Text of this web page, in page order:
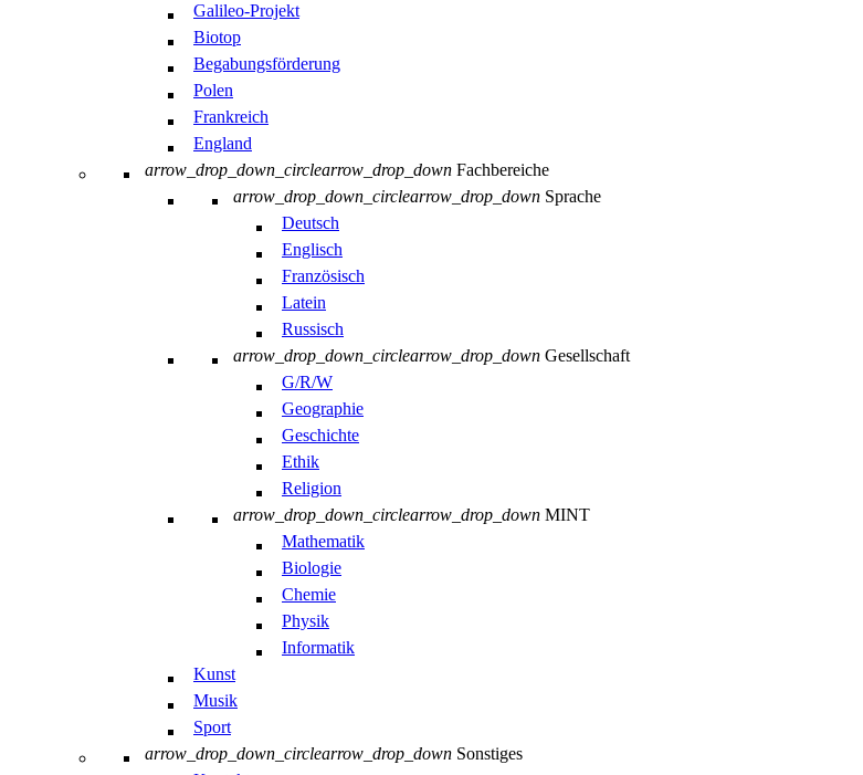
Galileo-Projekt
Biotop
Begabungsförderung
Polen
Frankreich
England
arrow_drop_down_circlearrow_drop_down Fachbereiche
arrow_drop_down_circlearrow_drop_down Sprache
Deutsch
Englisch
Französisch
Latein
Russisch
arrow_drop_down_circlearrow_drop_down Gesellschaft
G/R/W
Geographie
Geschichte
Ethik
Religion
arrow_drop_down_circlearrow_drop_down MINT
Mathematik
Biologie
Chemie
Physik
Informatik
Kunst
Musik
Sport
arrow_drop_down_circlearrow_drop_down Sonstiges